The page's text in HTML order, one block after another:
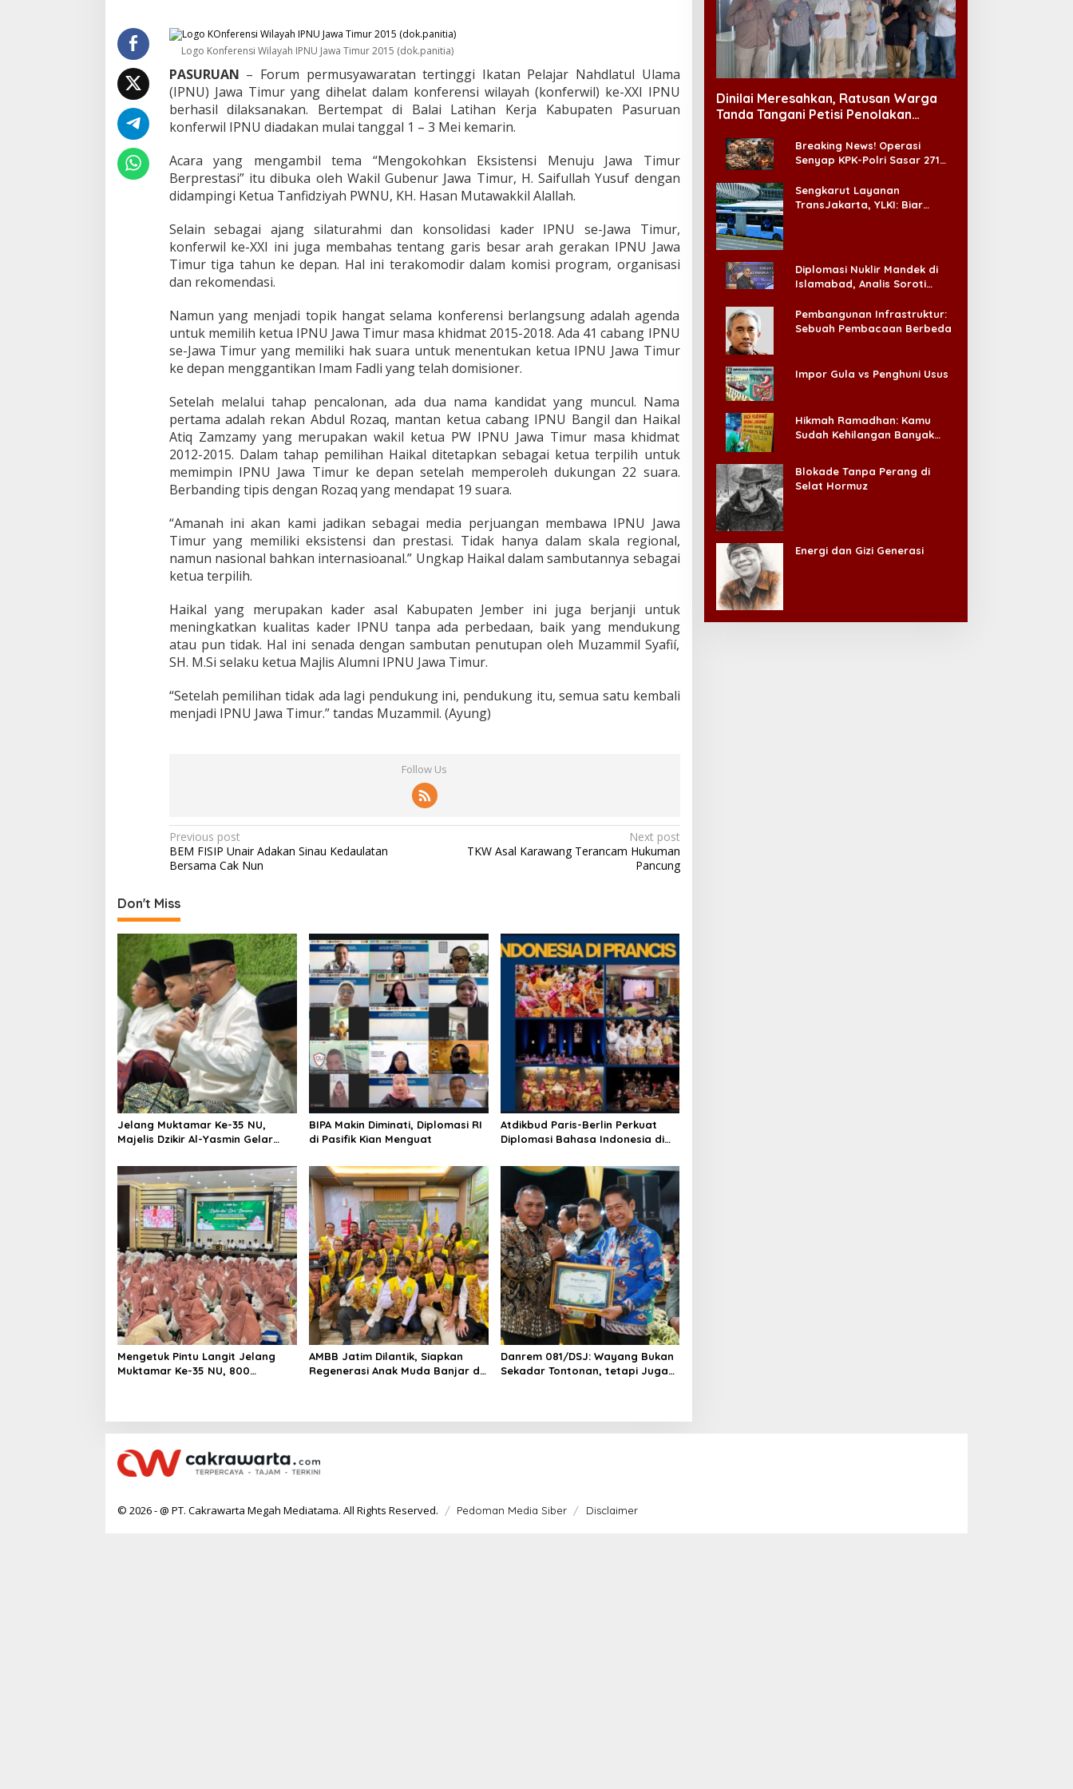
e
r
i
m
p
n
P
N
U
J
w
a
T
i
r
Logo Konferensi Wilayah IPNU Jawa Timur 2015 (dok.panitia)
PASURUAN – Forum permusyawaratan tertinggi Ikatan Pelajar Nahdlatul Ulama
(IPNU) Jawa Timur yang dihelat dalam konferensi wilayah (konferwil) ke-XXI IPNU
berhasil dilaksanakan. Bertempat di Balai Latihan Kerja Kabupaten Pasuruan
konferwil IPNU diadakan mulai tanggal 1 – 3 Mei kemarin.
Acara yang mengambil tema “Mengokohkan Eksistensi Menuju Jawa Timur
Berprestasi” itu dibuka oleh Wakil Gubenur Jawa Timur, H. Saifullah Yusuf dengan
didampingi Ketua Tanfidziyah PWNU, KH. Hasan Mutawakkil Alallah.
Selain sebagai ajang silaturahmi dan konsolidasi kader IPNU se-Jawa Timur,
konferwil ke-XXI ini juga membahas tentang garis besar arah gerakan IPNU Jawa
Timur tiga tahun ke depan. Hal ini terakomodir dalam komisi program, organisasi
dan rekomendasi.
Namun yang menjadi topik hangat selama konferensi berlangsung adalah agenda
untuk memilih ketua IPNU Jawa Timur masa khidmat 2015-2018. Ada 41 cabang IPNU
se-Jawa Timur yang memiliki hak suara untuk menentukan ketua IPNU Jawa Timur
ke depan menggantikan Imam Fadli yang telah domisioner.
Setelah melalui tahap pencalonan, ada dua nama kandidat yang muncul. Nama
pertama adalah rekan Abdul Rozaq, mantan ketua cabang IPNU Bangil dan Haikal
Atiq Zamzamy yang merupakan wakil ketua PW IPNU Jawa Timur masa khidmat
2012-2015. Dalam tahap pemilihan Haikal ditetapkan sebagai ketua terpilih untuk
memimpin IPNU Jawa Timur ke depan setelah memperoleh dukungan 22 suara.
Berbanding tipis dengan Rozaq yang mendapat 19 suara.
“Amanah ini akan kami jadikan sebagai media perjuangan membawa IPNU Jawa
Timur yang memiliki eksistensi dan prestasi. Tidak hanya dalam skala regional,
namun nasional bahkan internasioanal.” Ungkap Haikal dalam sambutannya sebagai
ketua terpilih.
Haikal yang merupakan kader asal Kabupaten Jember ini juga berjanji untuk
meningkatkan kualitas kader IPNU tanpa ada perbedaan, baik yang mendukung
atau pun tidak. Hal ini senada dengan sambutan penutupan oleh Muzammil Syafií,
SH. M.Si selaku ketua Majlis Alumni IPNU Jawa Timur.
“Setelah pemilihan tidak ada lagi pendukung ini, pendukung itu, semua satu kembali
menjadi IPNU Jawa Timur.” tandas Muzammil. (Ayung)
Follow Us
P
o
t
n
a
v
i
g
a
t
i
o
n
Previous post
BEM FISIP Unair Adakan Sinau Kedaulatan
Bersama Cak Nun
Next post
TKW Asal Karawang Terancam Hukuman
Pancung
Don't Miss
Jelang Muktamar Ke-35 NU,
Majelis Dzikir Al-Yasmin Gelar
Bangsa
BIPA Makin Diminati, Diplomasi RI
di Pasifik Kian Menguat
Atdikbud Paris-Berlin Perkuat
Diplomasi Bahasa Indonesia di
Mengetuk Pintu Langit Jelang
Muktamar Ke-35 NU, 800
AMBB Jatim Dilantik, Siapkan
Regenerasi Anak Muda Banjar di
Danrem 081/DSJ: Wayang Bukan
Sekadar Tontonan, tetapi Juga
Dinilai Meresahkan, Ratusan Warga
Tanda Tangani Petisi Penolakan
Breaking News! Operasi
Senyap KPK-Polri Sasar 271
Ada ‘Badai Pemeriksaan’
Sengkarut Layanan
TransJakarta, YLKI: Biar
Diplomasi Nuklir Mandek di
Islamabad, Analis Soroti
Pembangunan Infrastruktur:
Sebuah Pembacaan Berbeda
Impor Gula vs Penghuni Usus
Hikmah Ramadhan: Kamu
Sudah Kehilangan Banyak
Blokade Tanpa Perang di
Selat Hormuz
Energi dan Gizi Generasi
© 2026 - @ PT. Cakrawarta Megah Mediatama. All Rights Reserved. Pedoman Media Siber Disclaimer